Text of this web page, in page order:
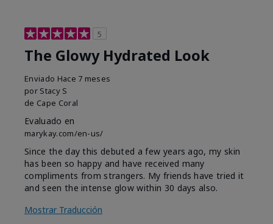
5
The Glowy Hydrated Look
Enviado Hace 7 meses
por Stacy S
de Cape Coral
Evaluado en
marykay.com/en-us/
Since the day this debuted a few years ago, my skin
has been so happy and have received many
compliments from strangers. My friends have tried it
and seen the intense glow within 30 days also.
Mostrar Traducción